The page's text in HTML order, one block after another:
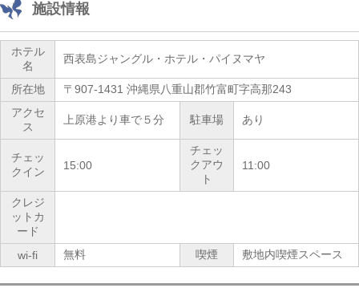
施設情報
ホテル
名
西表島ジャングル・ホテル・パイヌマヤ
所在地
〒907-1431 沖縄県八重山郡竹富町字高那243
アクセ
ス
上原港より車で５分 駐車場 あり
チェッ
クイン
15:00
チェッ
クアウ
ト
11:00
クレジ
ットカ
ード
wi-fi
無料 喫煙 敷地内喫煙スペース